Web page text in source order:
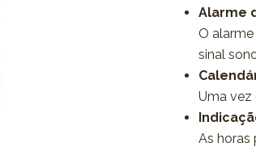
Alarme
O
sinal
Uma vez
As horas